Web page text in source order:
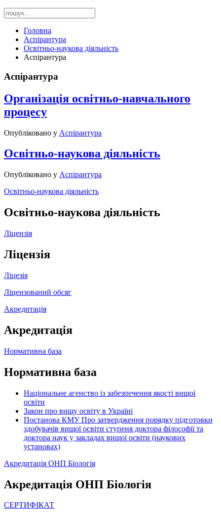
Головна
Аспірантура
Освітньо-наукова діяльність
Аспірантура
Аспірантура
Організація освітньо-навчального
процесу
Опубліковано у Аспірантура
Освітньо-наукова діяльність
Опубліковано у Аспірантура
Освітньо-наукова діяльність
Освітньо-наукова діяльність
Ліцензія
Ліцензія
Ліцезія
Ліцензований обсяг
Акредитація
Акредитація
Нормативна база
Нормативна база
Національне агенство із забезпечення якості вищої
освіти
Закон про вищу освіту в Україні
Постанова КМУ Про затвердження порядку підготовки
здобувачів вищої освіти ступеня доктора філософії та
доктора наук у закладах вищої освіти (наукових
установах)
Акредитація ОНП Біологія
Акредитація ОНП Біологія
СЕРТИФІКАТ